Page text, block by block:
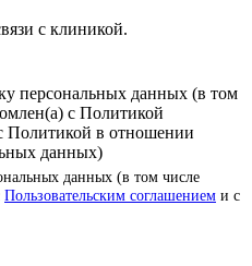
с клиникой.
персональных данных (в том
с Политикой
Политикой в отношении
данных)
данных (в том числе
Пользовательским соглашением и с